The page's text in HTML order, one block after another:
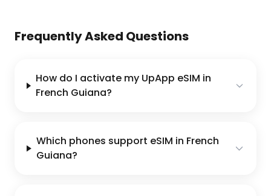
Frequently Asked Questions
How do I activate my UpApp eSIM in
French Guiana?
Which phones support eSIM in French
Guiana?